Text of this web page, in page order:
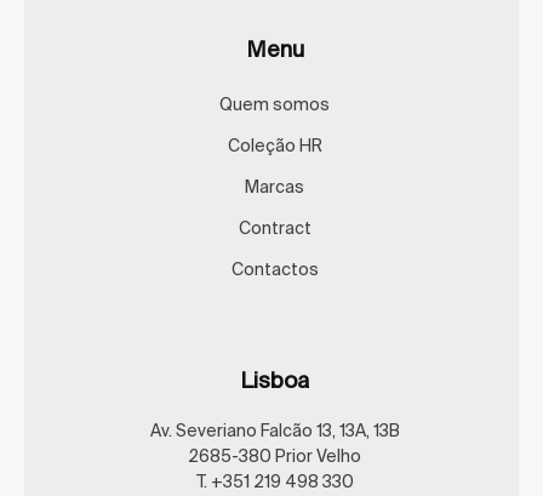
Menu
Quem somos
Coleção HR
Marcas
Contract
Contactos
Lisboa
Av. Severiano Falcão 13, 13A, 13B
2685-380 Prior Velho
T. +351 219 498 330